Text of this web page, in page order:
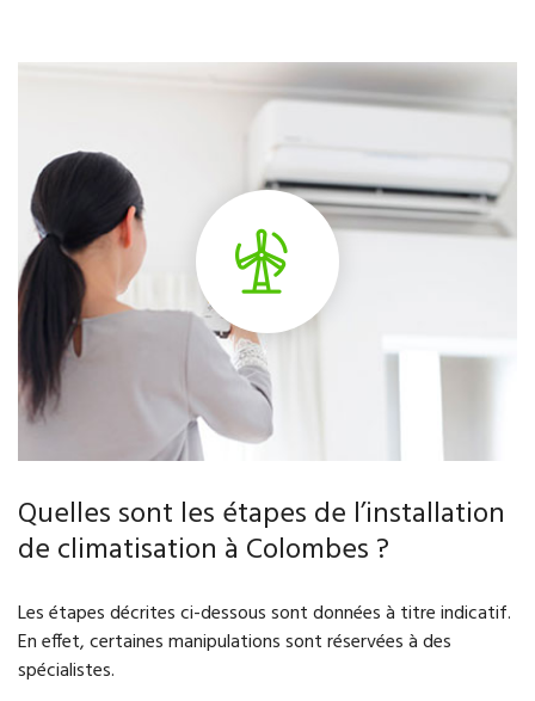
Quelles sont les étapes de l’installation
de climatisation à Colombes ?
Les étapes décrites ci-dessous sont données à titre indicatif.
En effet, certaines manipulations sont réservées à des
spécialistes.